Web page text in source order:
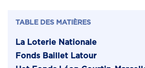
TABLE DES MATIÈRES
La Loterie Nationale
Fonds Baillet Latour